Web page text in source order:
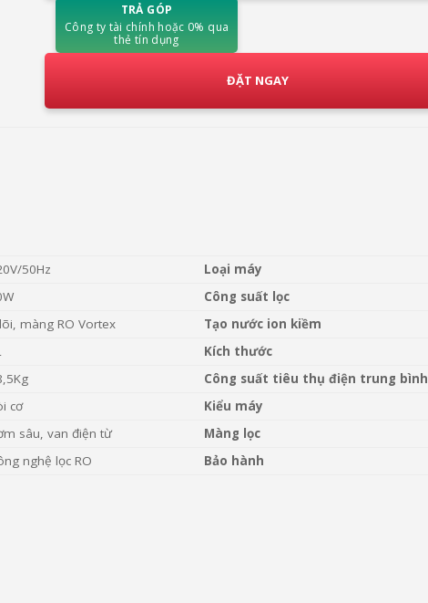
TRẢ GÓP
Công ty tài chính hoặc 0% qua
thẻ tín dụng
ĐẶT NGAY
50Hz Loại máy
Công suất lọc
màng RO Vortex Tạo nước ion kiềm
Kích thước
Công suất tiêu thụ điện trung bình
cơ Kiểu máy
sâu, van điện từ Màng lọc
nghệ lọc RO Bảo hành